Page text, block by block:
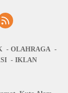
OLAHRAGA
IKLAN